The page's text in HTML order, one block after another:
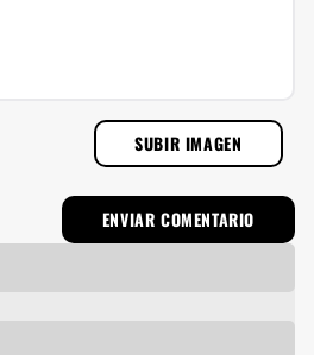
SUBIR IMAGEN